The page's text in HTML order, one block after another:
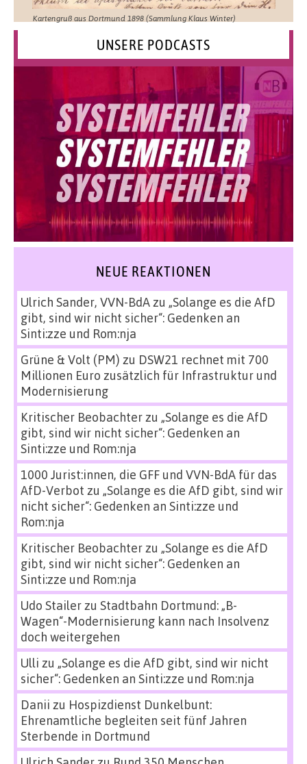
Kartengruß aus Dortmund 1898 (Sammlung Klaus Winter)
UNSERE PODCASTS
NEUE REAKTIONEN
Ulrich Sander, VVN-BdAzu „Solange es die AfD
gibt, sind wir nicht sicher“: Gedenken an
Sinti:zze und Rom:nja
Grüne & Volt (PM) zu DSW21 rechnet mit 700
Millionen Euro zusätzlich für Infrastruktur und
Modernisierung
Kritischer Beobachterzu „Solange es die AfD
gibt, sind wir nicht sicher“: Gedenken an
Sinti:zze und Rom:nja
1000 Jurist:innen, die GFF und VVN-BdA für das
AfD-Verbot zu „Solange es die AfD gibt, sind wir
nicht sicher“: Gedenken an Sinti:zze und
Rom:nja
Kritischer Beobachterzu „Solange es die AfD
gibt, sind wir nicht sicher“: Gedenken an
Sinti:zze und Rom:nja
Udo Stailerzu Stadtbahn Dortmund: „B-
Wagen“-Modernisierung kann nach Insolvenz
doch weitergehen
Ulli zu „Solange es die AfD gibt, sind wir nicht
sicher“: Gedenken an Sinti:zze und Rom:nja
Danii zu Hospizdienst Dunkelbunt:
Ehrenamtliche begleiten seit fünf Jahren
Sterbende in Dortmund